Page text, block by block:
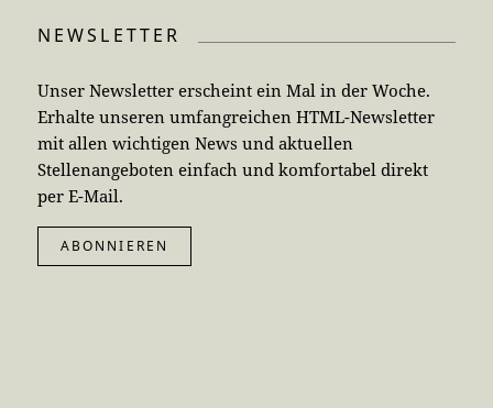
NEWSLETTER
Unser Newsletter erscheint ein Mal in der Woche.
Erhalte unseren umfangreichen HTML-Newsletter
mit allen wichtigen News und aktuellen
Stellenangeboten einfach und komfortabel direkt
per E-Mail.
ABONNIEREN